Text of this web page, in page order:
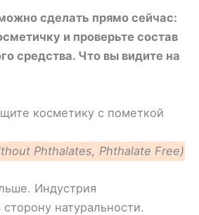
сделать прямо сейчас:
и проверьте состав
средства. Что вы видите на
косметику с пометкой
Phthalates, Phthalate Free)
Индустрия
натуральности.